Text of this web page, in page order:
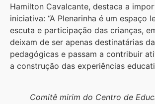
Hamilton Cavalcante, destaca a
iniciativa: “A Plenarinha é um espaço
escuta e participação das crianças,
deixam de ser apenas destinatárias
pedagógicas e passam a contribuir
a construção das experiências
Comitê mirim do Centro de